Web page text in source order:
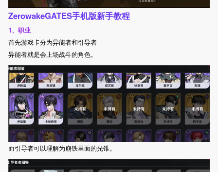
ZerowakeGATES手机版新手教程
1、职业
首先游戏卡分为异能者和引导者
异能者就是会上场战斗的角色。
而引导者可以理解为崩铁里面的光锥。